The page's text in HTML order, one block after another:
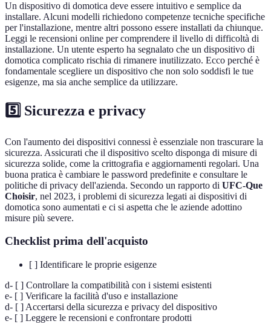
Un dispositivo di domotica deve essere intuitivo e semplice da
installare. Alcuni modelli richiedono competenze tecniche specifiche
per l'installazione, mentre altri possono essere installati da chiunque.
Leggi le recensioni online per comprendere il livello di difficoltà di
installazione. Un utente esperto ha segnalato che un dispositivo di
domotica complicato rischia di rimanere inutilizzato. Ecco perché è
fondamentale scegliere un dispositivo che non solo soddisfi le tue
esigenze, ma sia anche semplice da utilizzare.
5️⃣ Sicurezza e privacy
Con l'aumento dei dispositivi connessi è essenziale non trascurare la
sicurezza. Assicurati che il dispositivo scelto disponga di misure di
sicurezza solide, come la crittografia e aggiornamenti regolari. Una
buona pratica è cambiare le password predefinite e consultare le
politiche di privacy dell'azienda. Secondo un rapporto di UFC-Que
Choisir, nel 2023, i problemi di sicurezza legati ai dispositivi di
domotica sono aumentati e ci si aspetta che le aziende adottino
misure più severe.
Checklist prima dell'acquisto
[ ] Identificare le proprie esigenze
d- [ ] Controllare la compatibilità con i sistemi esistenti
e- [ ] Verificare la facilità d'uso e installazione
d- [ ] Accertarsi della sicurezza e privacy del dispositivo
e- [ ] Leggere le recensioni e confrontare prodotti